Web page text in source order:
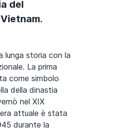
del
lunga storia con la
La prima
come simbolo
della dinastia
nel XIX
attuale è stata
durante la